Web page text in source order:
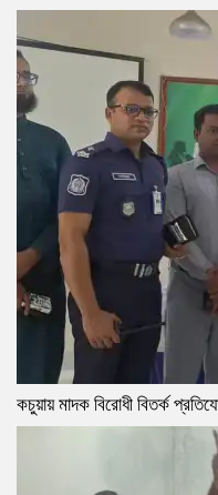
কচুয়ায় মাদক বিরোধী বিতর্ক